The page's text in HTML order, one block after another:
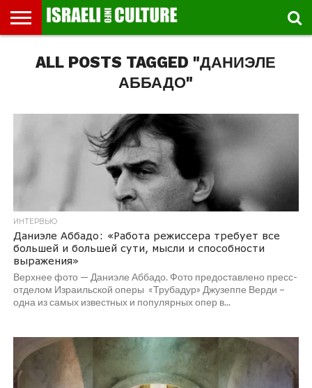
МУЗЕИ
СТРАНА
ФЕСТИВАЛЕЙ
ТЕАТР
КНИГИ.
ТЕКСТЫ
МУЗЫКА
РЕЛИГИЯ/
ИСТОРИЯ
ДВИЖЕНИЕ
ДЕТИ
ВЫХОДНОГО
МАРШРУТЫ
ПРОГУЛЬЩИКА
ВИДЕО-
РЕЧИ
ВПЕЧАТЛЕНИЯ
ВСТРЕЧИ
ИНТЕРВЬЮ
КИНО
TEL
AVIV
ALL POSTS TAGGED "ДАНИЭЛЕ
АББАДО"
ИНТЕРВЬЮ
Даниэле Аббадо: «Работа режиссера требует все
большей и большей сути, мысли и способности
выражения»
Верхнее фото — Даниэле Аббадо. Фото предоставлено пресс-
отделом Израильской оперы «Трубадур» Джузеппе Верди –
одна из самых известных и популярных опер в...